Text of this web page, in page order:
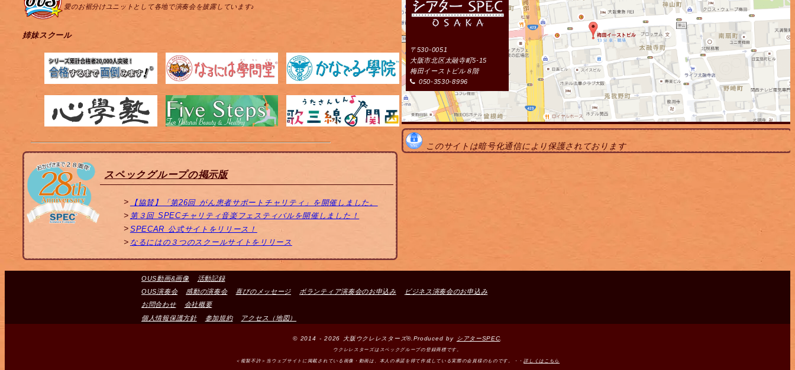
愛のお裾分けユニットとして各地で演奏会を披露しています♪
姉妹スクール
スペックグループの掲示版
【協賛】「第26回 がん患者サポートチャリティ」を開催しました。
第３回 SPECチャリティ音楽フェスティバルを開催しました！
SPECAR 公式サイトをリリース！
なるにはの３つのスクールサイトをリリース
〒530-0051
大阪市北区太融寺町5-15
梅田イーストビル８階
050-3530-8996
このサイトは暗号化通信により保護されております
OUS動画&画像
活動記録
OUS演奏会
感動の演奏会 喜びのメッセージ ボランティア演奏会のお申込み
ビジネス演奏会のお申込み
お問合わせ
会社概要
個人情報保護方針
参加規約 アクセス（地図）
© 2014 - 2026 大阪ウクレレスターズ®.Produced by シアターSPEC.
ウクレレスターズはスペックグループの登録商標です。
＜複製不許＞当ウェブサイトに掲載されている画像・動画は、本人の承諾を得て作成している実際の会員様のものです。・・詳しくはこちら